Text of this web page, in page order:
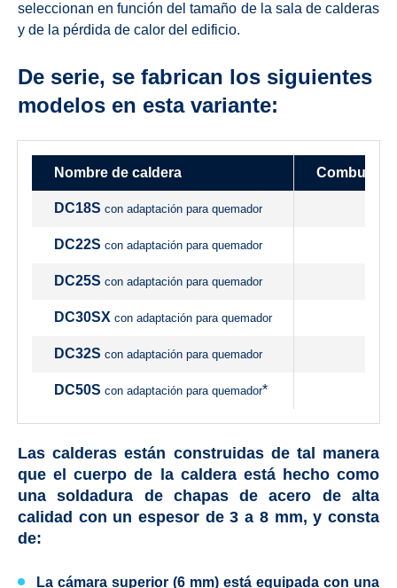
seleccionan en función del tamaño de la sala de calderas
y de la pérdida de calor del edificio.
De serie, se fabrican los siguientes
modelos en esta variante:
Nombre de caldera
DC18S con adaptación para quemador
DC22S con adaptación para quemador
DC25S con adaptación para quemador
DC30SX con adaptación para quemador
DC32S con adaptación para quemador
DC50S con adaptación para quemador*
Las calderas están construidas de tal manera
que el cuerpo de la caldera está hecho como
una soldadura de chapas de acero de alta
calidad con un espesor de 3 a 8 mm, y consta
de:
La cámara superior (6 mm) está equipada con una